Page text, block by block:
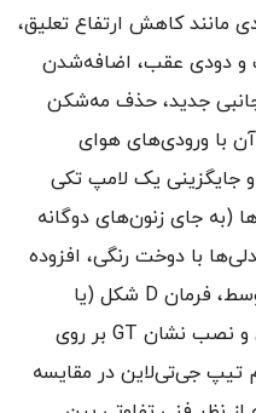
مانند کاهش ارتفاع تعلیق،
و دودی عقب، اضافه‌شدن
جدید، حذف مه‌شکن
با ورودی‌های هوای
جایگزینی یک لامپ تکی
(به جای زنون‌های دوگانه
با دوخت رنگی، افزوده
شدن پنل آلومینیومی به کنسول وسط، فرمان D شکل (یا
اصطلاحا دی کات) با روکش چرمی و نصب نشان GT بر روی
تیپ جی‌تی‌لاین در مقایسه